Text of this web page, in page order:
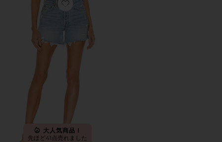
Favorite PARKER LONG ショートパンツ
大人気商品！
先ほど41点売れました